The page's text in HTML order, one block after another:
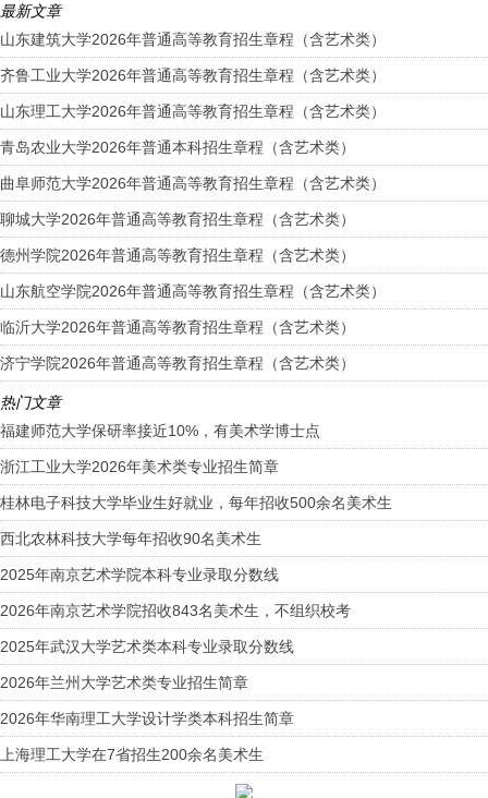
最新文章
山东建筑大学2026年普通高等教育招生章程（含艺术类）
齐鲁工业大学2026年普通高等教育招生章程（含艺术类）
山东理工大学2026年普通高等教育招生章程（含艺术类）
青岛农业大学2026年普通本科招生章程（含艺术类）
曲阜师范大学2026年普通高等教育招生章程（含艺术类）
聊城大学2026年普通高等教育招生章程（含艺术类）
德州学院2026年普通高等教育招生章程（含艺术类）
山东航空学院2026年普通高等教育招生章程（含艺术类）
临沂大学2026年普通高等教育招生章程（含艺术类）
济宁学院2026年普通高等教育招生章程（含艺术类）
热门文章
福建师范大学保研率接近10%，有美术学博士点
浙江工业大学2026年美术类专业招生简章
桂林电子科技大学毕业生好就业，每年招收500余名美术生
西北农林科技大学每年招收90名美术生
2025年南京艺术学院本科专业录取分数线
2026年南京艺术学院招收843名美术生，不组织校考
2025年武汉大学艺术类本科专业录取分数线
2026年兰州大学艺术类专业招生简章
2026年华南理工大学设计学类本科招生简章
上海理工大学在7省招生200余名美术生